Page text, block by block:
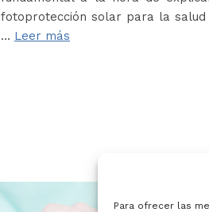
Para ofrecer las
fotoprotección solar para la
… Leer más